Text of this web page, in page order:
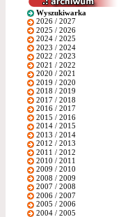
Wyszukiwarka
2026 / 2027
2025 / 2026
2024 / 2025
2023 / 2024
2022 / 2023
2021 / 2022
2020 / 2021
2019 / 2020
2018 / 2019
2017 / 2018
2016 / 2017
2015 / 2016
2014 / 2015
2013 / 2014
2012 / 2013
2011 / 2012
2010 / 2011
2009 / 2010
2008 / 2009
2007 / 2008
2006 / 2007
2005 / 2006
2004 / 2005